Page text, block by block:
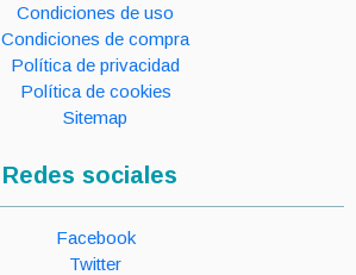
Condiciones de uso
Condiciones de compra
Política de privacidad
Política de cookies
Sitemap
Redes sociales
Facebook
Twitter